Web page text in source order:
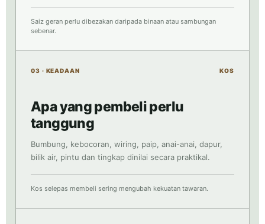
Saiz geran perlu dibezakan daripada binaan atau sambungan
sebenar.
03 · KEADAAN KOS
Apa yang pembeli perlu
tanggung
Bumbung, kebocoran, wiring, paip, anai-anai, dapur,
bilik air, pintu dan tingkap dinilai secara praktikal.
Kos selepas membeli sering mengubah kekuatan tawaran.